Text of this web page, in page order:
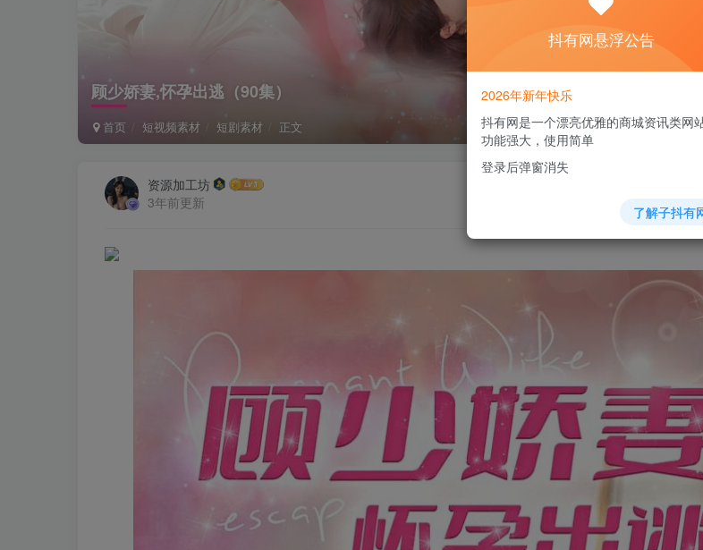
顾少娇妻,怀孕出逃（90集）
首页 短视频素材 短剧素材 正文
资源加工坊
3年前更新
抖有网悬浮公告
2026年新年快乐
抖有网是一个漂亮优雅的商城资讯类网
功能强大，使用简单
登录后弹窗消失
了解子抖有